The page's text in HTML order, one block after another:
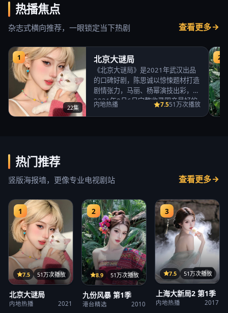
热播焦点
杂志式横向推荐，一眼锁定当下热剧 查看更多
1
22集
北京大谜局
《北京大谜局》是2021年武汉出品
的口碑好剧，陈思诚以惊悚题材打造
剧情张力，马丽、杨幂演技出彩，
2021年8月6日完整收录国产最好的
内地热播 7.551万次播放
2
热门推荐
竖版海报墙，更像专业电视剧站 查看更多
1
22集
7.5 51万次播放
北京大谜局
内地热播 2021
2
15集
8.9 51万次播放
九份风暴 第1季
港台精选 2010
3
14集
7.5 51万次播放
上海大新局2 第1季
内地热播 2017